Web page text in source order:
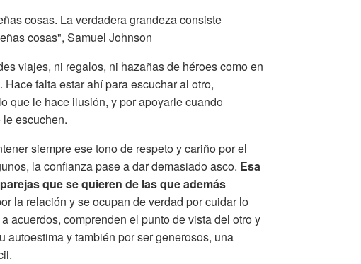
cosas. La verdadera grandeza consiste
cosas", Samuel Johnson
viajes, ni regalos, ni hazañas de héroes como en
falta estar ahí para escuchar al otro,
que le hace ilusión, y por apoyarle cuando
escuchen.
siempre ese tono de respeto y cariño por el
la confianza pase a dar demasiado asco. Esa
que se quieren de las que además
la relación y se ocupan de verdad por cuidar lo
acuerdos, comprenden el punto de vista del otro y
autoestima y también por ser generosos, una